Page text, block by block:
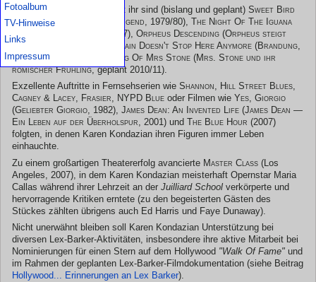
Fotoalbum
TV-Hinweise
Links
Impressum
Andere Williams-Stücke mit ihr sind (bislang und geplant) Sweet Bird
Of Youth (Süßer Vogel Jugend , 1979/80), The Night Of The Iguana
(Die Nacht des Leguan
, 1987), Orpheus Descending (Orpheus steigt
herab
The Milk Train Doesn't Stop Here Anymore (Brandung
2007) und
The Roman Spring Of Mrs Stone (Mrs. Stone und ihr
römischer Frühling, geplant 2010/11).
Exzellente Auftritte in Fernsehserien wie Shannon, Hill Street Blues,
Cagney & Lacey, Frasier, NYPD Blue oder Filmen wie Yes, Giorgio
(Geliebter Giorgio, 1982), James Dean: An Invented Life (James Dean —
Ein Leben auf der Überholspur, 2001) und The Blue Hour (2007)
folgten, in denen Karen Kondazian ihren Figuren immer Leben
einhauchte.
Zu einem großartigen Theatererfolg avancierte Master Class (Los
Angeles, 2007), in dem Karen Kondazian meisterhaft Opernstar Maria
Callas während ihrer Lehrzeit an der Juilliard School verkörperte und
hervorragende Kritiken erntete (zu den begeisterten Gästen des
Stückes zählten übrigens auch Ed Harris und Faye Dunaway).
Nicht unerwähnt bleiben soll Karen Kondazian Unterstützung bei
diversen Lex-Barker-Aktivitäten, insbesondere ihre aktive Mitarbeit bei
Nominierungen für einen Stern auf dem Hollywood "Walk Of Fame" und
im Rahmen der geplanten Lex-Barker-Filmdokumentation (siehe Beitrag
Hollywood... Erinnerungen an Lex Barker).